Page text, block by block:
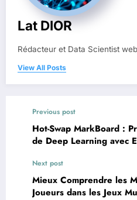
Lat DIOR
Rédacteur et Data Scientist
View All Posts
Previous post
Hot-Swap MarkBoard :
de Deep Learning avec
Next post
Mieux Comprendre les
Joueurs dans les Jeux